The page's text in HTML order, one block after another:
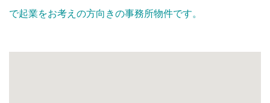
で起業をお考えの方向きの事務所物件です。